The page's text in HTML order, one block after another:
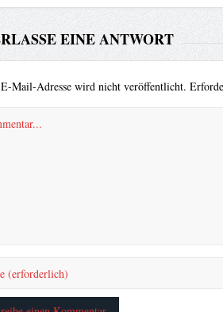
EINE ANTWORT
Mail-Adresse wird nicht veröffentlicht.